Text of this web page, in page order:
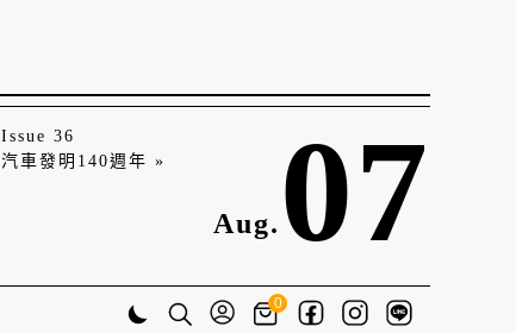
Issue 36
汽車發明140週年 »
Aug. 07
0